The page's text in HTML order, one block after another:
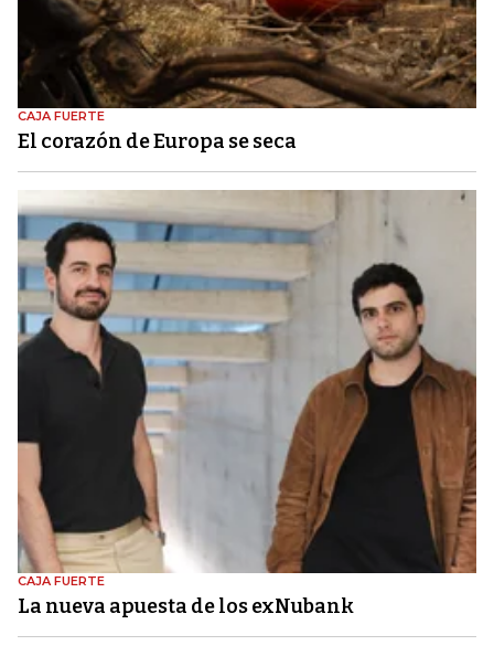
CAJA FUERTE
El corazón de Europa se seca
CAJA FUERTE
La nueva apuesta de los exNubank